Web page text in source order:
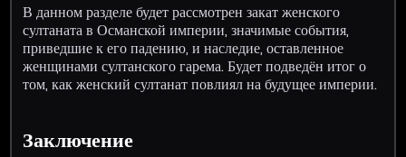
В данном разделе будет рассмотрен закат женского
султаната в Османской империи, значимые события,
приведшие к его падению, и наследие, оставленное
женщинами султанского гарема. Будет подведён итог о
том, как женский султанат повлиял на будущее империи.
Заключение